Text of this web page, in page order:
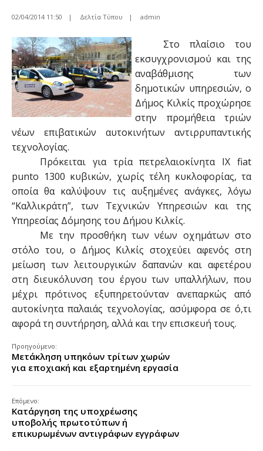
02/04/2014 11:50 | Δελτία Τύπου | admin
Στο πλαίσιο του
εκσυγχρονισμού και της
αναβάθμισης των
δημοτικών υπηρεσιών, ο
Δήμος Κιλκίς προχώρησε
στην προμήθεια τριών
νέων επιβατικών αυτοκινήτων αντιρρυπαντικής
τεχνολογίας.
Πρόκειται για τρία πετρελαιοκίνητα ΙΧ fiat
punto 1300 κυβικών, χωρίς τέλη κυκλοφορίας, τα
οποία θα καλύψουν τις αυξημένες ανάγκες, λόγω
“Καλλικράτη”, των Τεχνικών Υπηρεσιών και της
Υπηρεσίας Δόμησης του Δήμου Κιλκίς.
Με την προσθήκη των νέων οχημάτων στο
στόλο του, ο Δήμος Κιλκίς στοχεύει αφενός στη
μείωση των λειτουργικών δαπανών και αφετέρου
στη διευκόλυνση του έργου των υπαλλήλων, που
μέχρι πρότινος εξυπηρετούνταν ανεπαρκώς από
αυτοκίνητα παλαιάς τεχνολογίας, ασύμφορα σε ό,τι
αφορά τη συντήρηση, αλλά και την επισκευή τους.
Προηγούμενο:
Μετάκληση υπηκόων τρίτων χωρών
για εποχιακή και εξαρτημένη εργασία
Επόμενο:
Κατάργηση της υποχρέωσης
υποβολής πρωτοτύπων ή
επικυρωμένων αντιγράφων εγγράφων